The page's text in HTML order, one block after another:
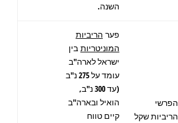
השנה.
הפרשי
הריביות שקל
פער הריביות
המוניטריות בין
ישראל לארה"ב
עומד על 275 נ"ב
(עד 300 נ"ב,
הואיל ובארה"ב
קיים טווח